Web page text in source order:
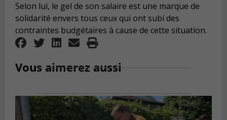
Selon lui, le gel de son salaire est une marque de
solidarité envers tous ceux qui ont subi des
contraintes budgétaires à cause de cette situation.
Vous aimerez aussi